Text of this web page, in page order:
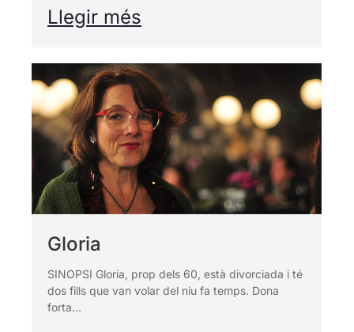
Llegir més
Gloria
SINOPSI Gloria, prop dels 60, està divorciada i té
dos fills que van volar del niu fa temps. Dona
forta...